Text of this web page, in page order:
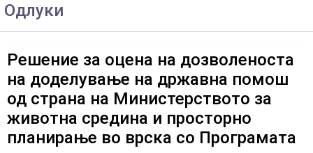
Одлуки
Решение за оцена на дозволеноста
на доделување на државна помош
од страна на Министерството за
животна средина и просторно
планирање во врска со Програмата